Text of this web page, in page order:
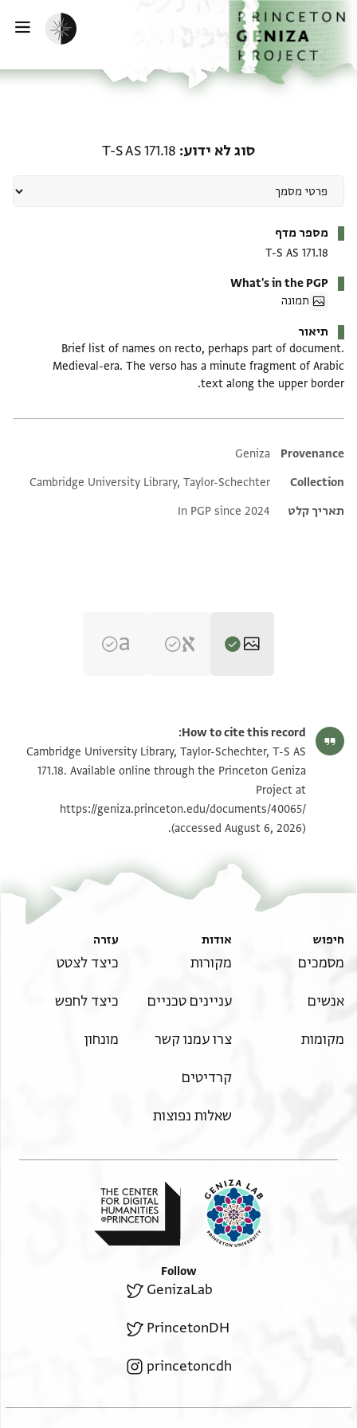
לתוכןהבית
הפעלת מצב כהה
סוג לא ידוע T-S AS 171.18
מספר מדף
T-S AS 171.18
What's in the PGP
תמונה
תיאור
Brief list of names on recto, perhaps part of document.
Medieval-era. The verso has a minute fragment of Arabic
text along the upper border.
Additional metadata
Provenance
Geniza
Collection
Cambridge University Library, Taylor-Schechter
תאריך קלט
In PGP since 2024
T-S AS 171.18 1v הגדל וסובב
תנאי היתר שימוש בתצלום
How to cite this record:
Cambridge University Library, Taylor-Schechter, T-S AS
171.18. Available online through the Princeton Geniza
Project at
https://geniza.princeton.edu/documents/40065/
(accessed August 6, 2026).
חיפוש
מסמכים
אנשים
מקומות
אודות
מקורות
עניינים טכניים
צרו עמנו קשר
קרדיטים
שאלות נפוצות
עזרה
כיצד לצטט
כיצד לחפש
מונחון
Follow
GenizaLab
PrincetonDH
princetoncdh